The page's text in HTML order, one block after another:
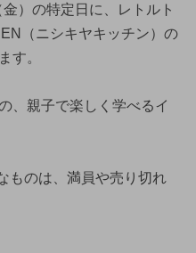
）の特定日に、レトルト
（ニシキヤキッチン）の
す。
、親子で楽しく学べるイ
ものは、満員や売り切れ